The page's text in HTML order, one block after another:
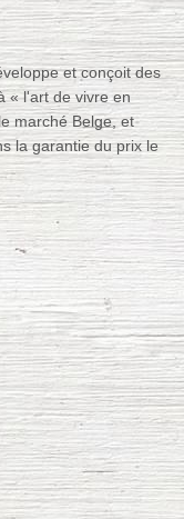
et conçoit des
« l'art de vivre en
marché Belge, et
la garantie du prix le